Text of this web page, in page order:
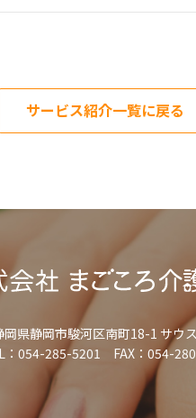
サービス紹介一覧に戻る
岡県静岡市駿河区南町18-1 サウ
：054-285-5201 FAX：054-